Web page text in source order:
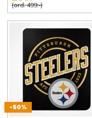
(ord. 499:-)
-50%